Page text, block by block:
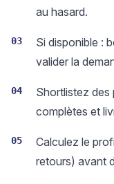
au hasard.
03
Si disponible :
valider la
04
Shortlistez
complètes et
05
Calculez le
retours) avant